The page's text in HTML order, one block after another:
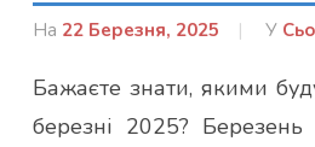
На 22 Березня, 2025
Від
У
Бажаєте знати, якими
березні 2025?